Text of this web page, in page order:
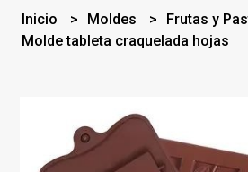
Inicio Moldes
Frutas y
Molde tableta craquelada hojas